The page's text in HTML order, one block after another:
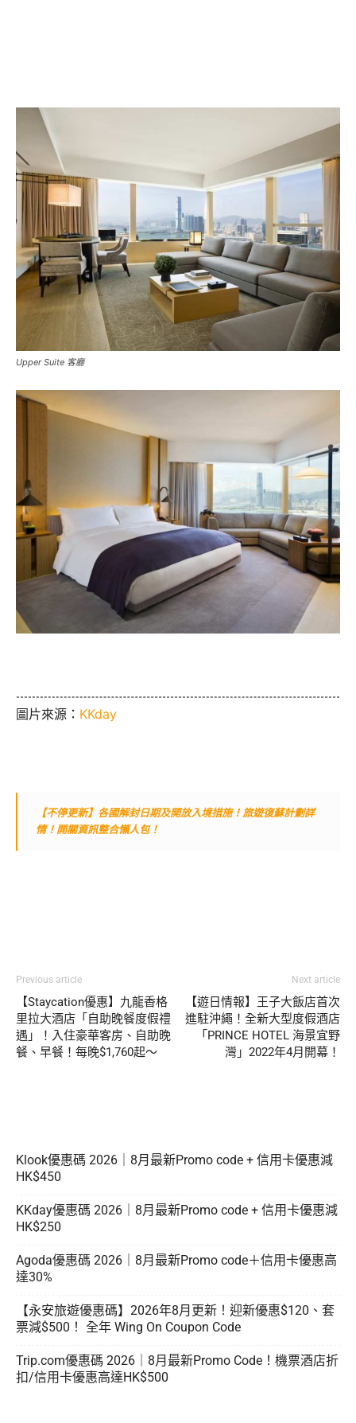
Upper Suite 客廳
圖片來源： KKday
【不停更新】各國解封日期及開放入境措施！旅遊復蘇計劃詳
情！開關資訊整合懶人包！
Previous article
【Staycation優惠】九龍香格
里拉大酒店「自助晚餐度假禮
遇」！入住豪華客房、自助晚
餐、早餐！每晚$1,760起～
Next article
【遊日情報】王子大飯店首次
進駐沖繩！全新大型度假酒店
「PRINCE HOTEL 海景宜野
灣」2022年4月開幕！
Klook優惠碼 2026｜8月最新Promo code + 信用卡優惠減
HK$450
KKday優惠碼 2026｜8月最新Promo code + 信用卡優惠減
HK$250
Agoda優惠碼 2026｜8月最新Promo code＋信用卡優惠高
達30%
【永安旅遊優惠碼】2026年8月更新！迎新優惠$120、套
票減$500！ 全年 Wing On Coupon Code
Trip.com優惠碼 2026｜8月最新Promo Code！機票酒店折
扣/信用卡優惠高達HK$500